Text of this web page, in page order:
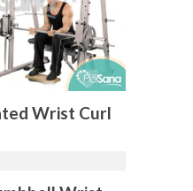
Wrist Curl